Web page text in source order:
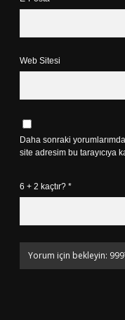
Web Sitesi
Daha sonraki
site adresim bu tarayıcıya
6 + 2 kaçtır? *